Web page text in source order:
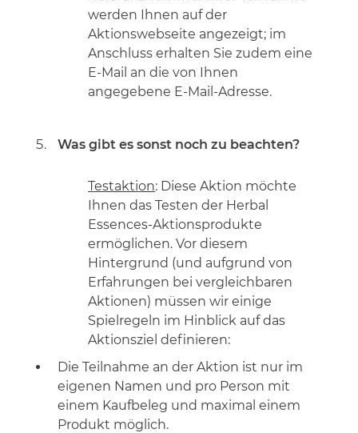
werden Ihnen auf der
Aktionswebseite angezeigt; im
Anschluss erhalten Sie zudem eine
E-Mail an die von Ihnen
angegebene E-Mail-Adresse.
Was gibt es sonst noch zu beachten?
Testaktion: Diese Aktion möchte
Ihnen das Testen der Herbal
Essences-Aktionsprodukte
ermöglichen. Vor diesem
Hintergrund (und aufgrund von
Erfahrungen bei vergleichbaren
Aktionen) müssen wir einige
Spielregeln im Hinblick auf das
Aktionsziel definieren:
Die Teilnahme an der Aktion ist nur im
eigenen Namen und pro Person mit
einem Kaufbeleg und maximal einem
Produkt möglich.